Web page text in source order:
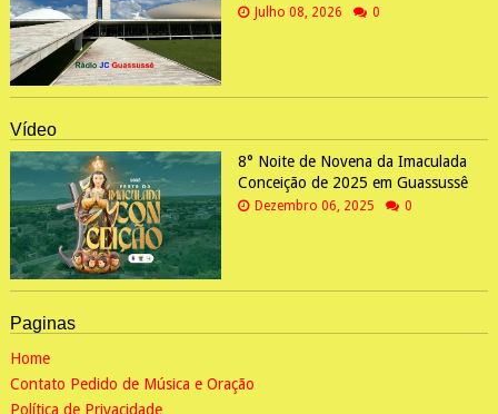
Julho 08, 2026 0
Vídeo
8° Noite de Novena da Imaculada
Conceição de 2025 em Guassussê
Dezembro 06, 2025 0
Paginas
Home
Contato Pedido de Música e Oração
Política de Privacidade